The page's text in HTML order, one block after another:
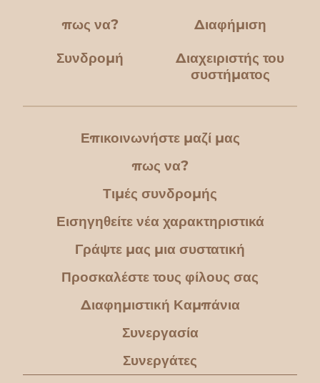
πως να? Διαφήμιση
Συνδρομή
Διαχειριστής του
συστήματος
Επικοινωνήστε μαζί μας
πως να?
Τιμές συνδρομής
Εισηγηθείτε νέα χαρακτηριστικά
Γράψτε μας μια συστατική
Προσκαλέστε τους φίλους σας
Διαφημιστική Καμπάνια
Συνεργασία
Συνεργάτες